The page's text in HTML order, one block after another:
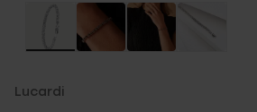
Lucardi